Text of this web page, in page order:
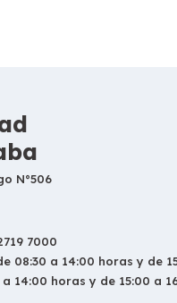
N°506
7000
08:30 a 14:00 horas y de
14:00 horas y de 15:00 a